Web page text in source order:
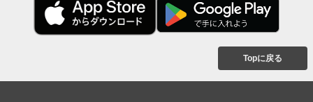
Topに戻る